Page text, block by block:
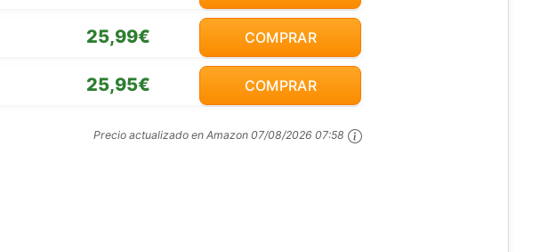
25,99€ COMPRAR
25,95€ COMPRAR
Precio actualizado en Amazon 07/08/2026 07:58